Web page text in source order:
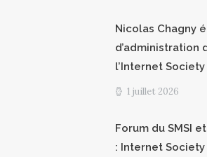
Nicolas Chagny
d’administration
l’Internet
1 juillet 2026
Forum du SMSI
: Internet Society